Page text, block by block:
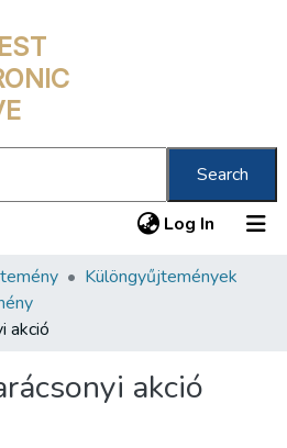
Search
Log In (current)
Különgyűjtemények
akció
akció